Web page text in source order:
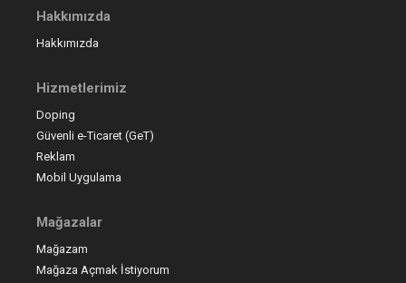
Hakkımızda
Hakkımızda
Hizmetlerimiz
Doping
Güvenli e-Ticaret (GeT)
Reklam
Mobil Uygulama
Mağazalar
Mağazam
Mağaza Açmak İstiyorum